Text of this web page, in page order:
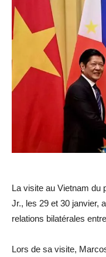
La visite au Vietnam du
Jr., les 29 et 30 janvier,
relations bilatérales
Lors de sa visite,